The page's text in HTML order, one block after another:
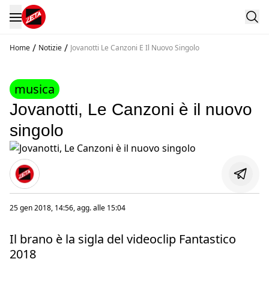
Home / Notizie / Jovanotti Le Canzoni E Il Nuovo Singolo
musica
Jovanotti, Le Canzoni è il nuovo
singolo
25 gen 2018, 14:56, agg. alle 15:04
Il brano è la sigla del videoclip Fantastico
2018